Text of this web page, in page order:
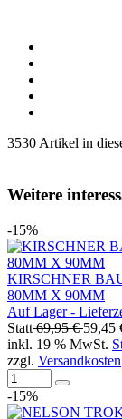
3530 Artikel in
Weitere
-15%
KIRSCHNER
80MM X 90MM
Auf Lager -
Statt69,95 €59,45
inkl. 19 % MwSt.
zzgl. Versandkosten
-15%